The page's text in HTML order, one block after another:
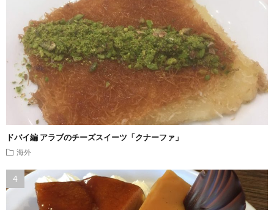
ドバイ編 アラブのチーズスイーツ「クナーファ」
海外